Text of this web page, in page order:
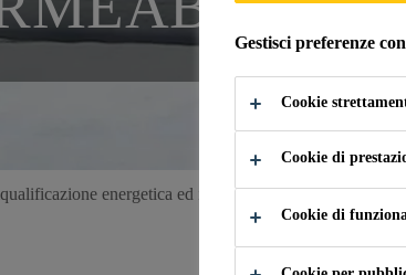
energetica ed impermeabilizzazione Scuola
Gestisci preferenze
Cookie
Cookie di
Cookie di